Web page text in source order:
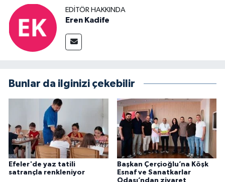
EDITÖR HAKKINDA
Eren Kadife
Bunlar da ilginizi çekebilir
Efeler'de yaz tatili
satrançla renkleniyor
Başkan Çerçioğlu’na Köşk
Esnaf ve Sanatkarlar
Odası’ndan ziyaret